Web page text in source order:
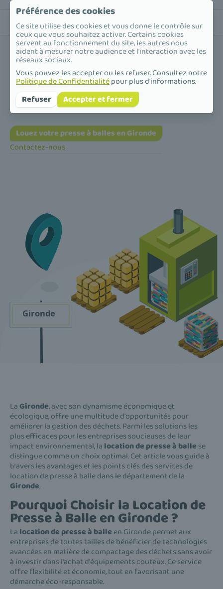
Accueil /Presse à balles /Nouvelle-Aquitaine /Gironde
Presse à balles en Gironde
Louez votre presse à balles en Gironde
Contactez-nous
LaGironde, avec son dynamisme économique et
écologique, offre une multitude d'opportunités pour
améliorer la gestion des déchets. Parmi les solutions les
plus efficaces pour les entreprises soucieuses de leur
impact environnemental, la location de presse à balle se
distingue comme un choix optimal. Cet article vous guide à
travers les avantages et les points clés des services de
location de presse à balle dans le département de la
Gironde.
Pourquoi Choisir la Location de
Presse à Balle en Gironde ?
La location de presse à balle en Gironde permet aux
entreprises de toutes tailles de bénéficier de technologies
avancées en matière de compactage des déchets sans avoir
à investir dans l'achat d'équipements couteux. Ce service
offre flexibilité et économie, tout en favorisant une
démarche éco-responsable.
Préférence des cookies
Ce site utilise des cookies et vous donne le contrôle sur
ceux que vous souhaitez activer. Certains cookies
servent au fonctionnement du site, les autres nous
aident à mesurer notre audience et l'interaction avec les
réseaux sociaux.
Vous pouvez les accepter ou les refuser. Consultez notre
Politique de Confidentialitépour plus d'informations.
Refuser
Accepter et fermer